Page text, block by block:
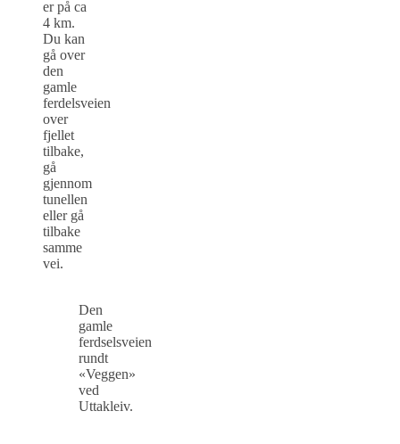
er på ca
4 km.
Du kan
gå over
den
gamle
ferdelsveien
over
fjellet
tilbake,
gå
gjennom
tunellen
eller gå
tilbake
samme
vei.
Den
gamle
ferdselsveien
rundt
«Veggen»
ved
Uttakleiv.